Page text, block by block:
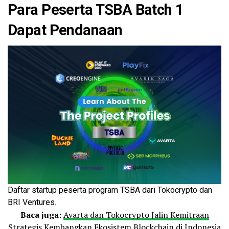
Para Peserta TSBA Batch 1
Dapat Pendanaan
Daftar startup peserta program TSBA dari Tokocrypto dan
BRI Ventures.
Baca juga: Avarta dan Tokocrypto Jalin Kemitraan